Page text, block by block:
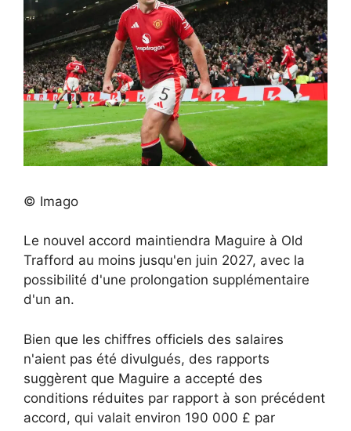
© Imago
Le nouvel accord maintiendra Maguire à Old
Trafford au moins jusqu'en juin 2027, avec la
possibilité d'une prolongation supplémentaire
d'un an.
Bien que les chiffres officiels des salaires
n'aient pas été divulgués, des rapports
suggèrent que Maguire a accepté des
conditions réduites par rapport à son précédent
accord, qui valait environ 190 000 £ par